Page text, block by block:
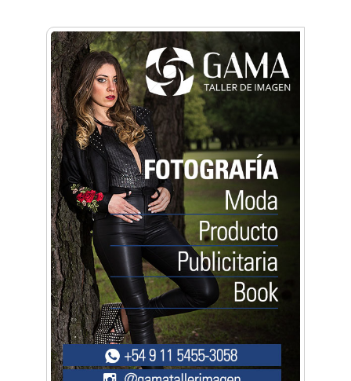
Almacén Chiche
Anahata: Mindfullness - Psicología -
Bienestar Emocional - Coaching
Arq. Horacio Alejandro Sánchez
Artística ApasionArte
Artística Catalina
Artística Veral
BAIC Ramos Mejía